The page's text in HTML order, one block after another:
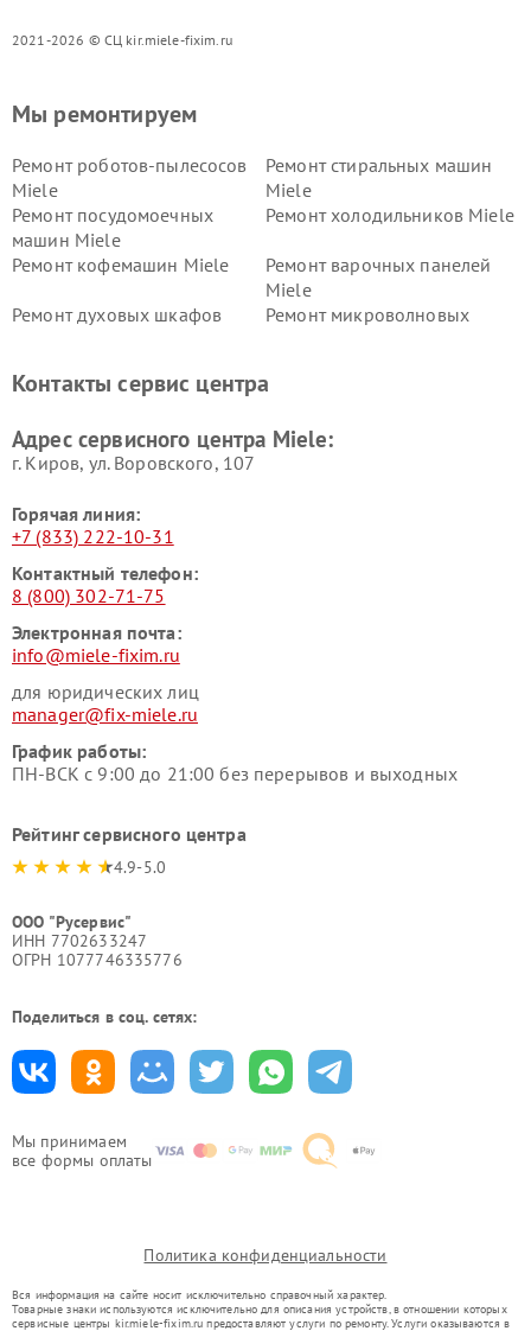
2021-2026 © СЦ kir.miele-fixim.ru
Мы принимаем
все формы оплаты
Мы ремонтируем
Ремонт роботов-пылесосов
Miele
Ремонт стиральных машин
Miele
Ремонт посудомоечных
машин Miele
Ремонт холодильников Miele
Ремонт кофемашин Miele
Ремонт варочных панелей
Miele
Ремонт духовых шкафов
Ремонт микроволновых
Miele
Miele
пылесосов Miele
Контакты сервис центра
Адрес сервисного центра Miele:
г. Киров, ул. Воровского, 107
Горячая линия:
+7 (833) 222-10-31
Контактный телефон:
8 (800) 302-71-75
Электронная почта:
info@miele-fixim.ru
для юридических лиц
manager@fix-miele.ru
График работы:
ПН-ВСК с 9:00 до 21:00 без перерывов и выходных
Рейтинг сервисного центра
4.9-5.0
ООО "Русервис"
ИНН 7702633247
ОГРН 1077746335776
Поделиться в соц. сетях:
Политика конфиденциальности
Вся информация на сайте носит исключительно справочный характер.
Товарные знаки используются исключительно для описания устройств, в отношении которых
сервисные центры kir.miele-fixim.ru предоставляют услуги по ремонту. Услуги оказываются в